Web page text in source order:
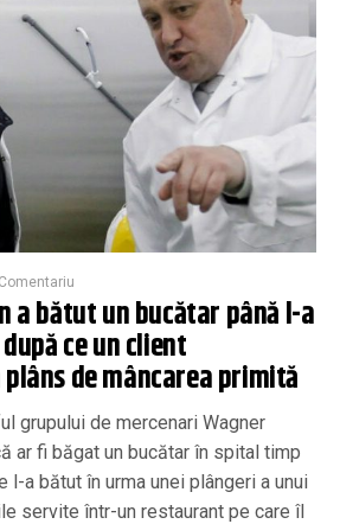
a bătut un bucătar până l-a
ce un client
de mâncarea primită
grupului de mercenari Wagner
ar fi băgat un bucătar în spital timp
l-a bătut în urma unei plângeri a unui
servite într-un restaurant pe care îl